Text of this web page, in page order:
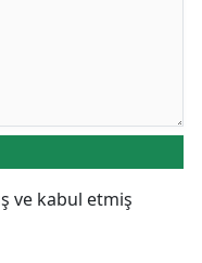
ve kabul etmiş